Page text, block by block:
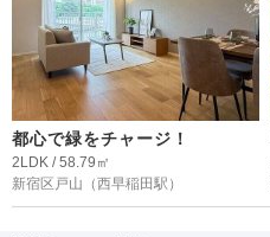
都心で緑をチャージ！
2LDK / 58.79㎡
新宿区戸山 （西早稲田駅）